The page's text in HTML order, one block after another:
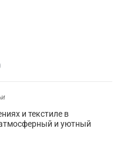
и текстиле в
и уютный